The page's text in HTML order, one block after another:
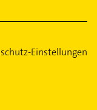
Einstellungen